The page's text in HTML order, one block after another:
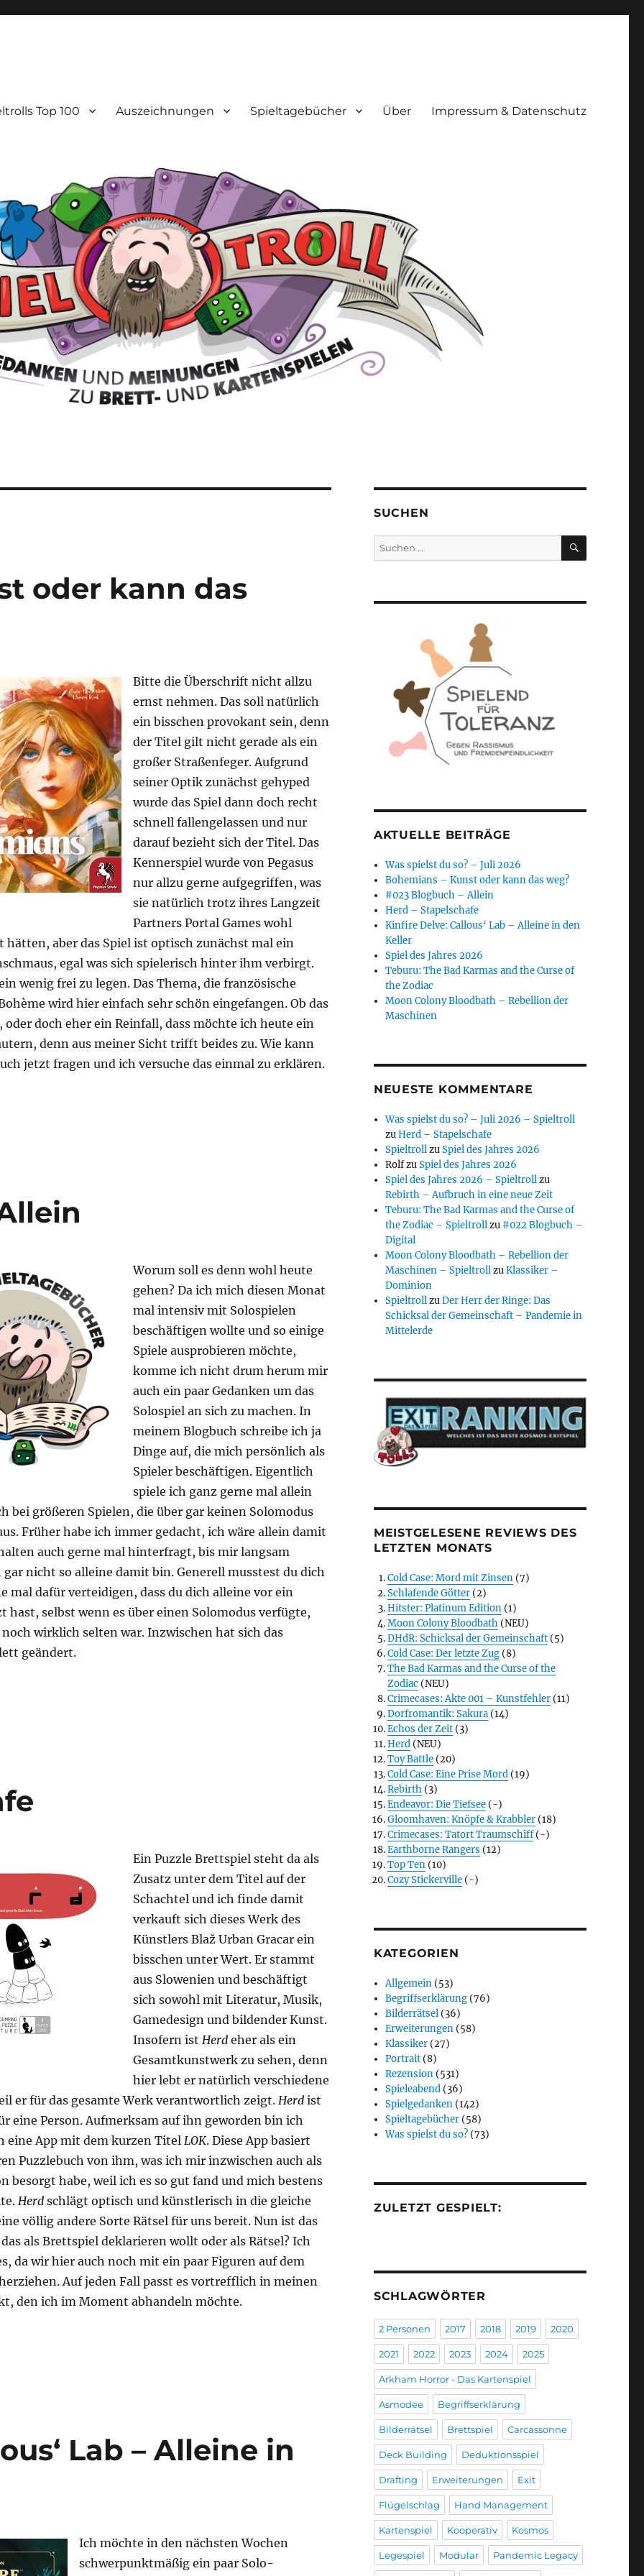
Top 100 Auszeichnungen Spieltagebücher Über Impressum & Datenschutz
oder kann das
Bitte die Überschrift nicht allzu
ernst nehmen. Das soll natürlich
ein bisschen provokant sein, denn
der Titel gilt nicht gerade als ein
großer Straßenfeger. Aufgrund
seiner Optik zunächst gehyped
wurde das Spiel dann doch recht
schnell fallengelassen und nur
darauf bezieht sich der Titel. Das
Kennerspiel wurde von Pegasus
nur allzu gerne aufgegriffen, was
sie natürlich trotz ihres Langzeit
Partners Portal Games wohl
hätten, aber das Spiel ist optisch zunächst mal ein
egal was sich spielerisch hinter ihm verbirgt.
wenig frei zu legen. Das Thema, die französische
wird hier einfach sehr schön eingefangen. Ob das
oder doch eher ein Reinfall, dass möchte ich heute ein
denn aus meiner Sicht trifft beides zu. Wie kann
jetzt fragen und ich versuche das einmal zu erklären.
oder kann das weg?“
Worum soll es denn wohl heute
gehen? Da ich mich diesen Monat
mal intensiv mit Solospielen
beschäftigen wollte und so einige
Spiele ausprobieren möchte,
komme ich nicht drum herum mir
auch ein paar Gedanken um das
Solospiel an sich zu machen. In
meinem Blogbuch schreibe ich ja
Dinge auf, die mich persönlich als
Spieler beschäftigen. Eigentlich
spiele ich ganz gerne mal allein
bei größeren Spielen, die über gar keinen Solomodus
Früher habe ich immer gedacht, ich wäre allein damit
auch gerne mal hinterfragt, bis mir langsam
gar nicht so alleine damit bin. Generell musstest du dich
mal dafür verteidigen, dass du dich alleine vor ein
hast, selbst wenn es über einen Solomodus verfügte,
noch wirklich selten war. Inzwischen hat sich das
geändert.
Allein“
Ein Puzzle Brettspiel steht da als
Zusatz unter dem Titel auf der
Schachtel und ich finde damit
verkauft sich dieses Werk des
Künstlers Blaž Urban Gracar ein
bisschen unter Wert. Er stammt
aus Slowenien und beschäftigt
sich sowohl mit Literatur, Musik,
Gamedesign und bildender Kunst.
Insofern ist Herdeher als ein
Gesamtkunstwerk zu sehen, denn
hier lebt er natürlich verschiedene
er für das gesamte Werk verantwortlich zeigt. Herdist
eine Person. Aufmerksam auf ihn geworden bin ich
eine App mit dem kurzen Titel LOK. Diese App basiert
Puzzlebuch von ihm, was ich mir inzwischen auch als
besorgt habe, weil ich es so gut fand und mich bestens
Herdschlägt optisch und künstlerisch in die gleiche
völlig andere Sorte Rätsel für uns bereit. Nun ist das
als Brettspiel deklarieren wollt oder als Rätsel? Ich
da wir hier auch noch mit ein paar Figuren auf dem
Auf jeden Fall passt es vortrefflich in meinen
den ich im Moment abhandeln möchte.
Lab – Alleine in
Ich möchte in den nächsten Wochen
schwerpunktmäßig ein paar Solo-
SUCHEN
Suchen
nach:
SUCHEN
AKTUELLE BEITRÄGE
Was spielst du so? – Juli 2026
Bohemians – Kunst oder kann das weg?
#023 Blogbuch – Allein
Herd – Stapelschafe
Kinfire Delve: Callous‘ Lab – Alleine in den
Keller
Spiel des Jahres 2026
Teburu: The Bad Karmas and the Curse of
the Zodiac
Moon Colony Bloodbath – Rebellion der
Maschinen
NEUESTE KOMMENTARE
Was spielst du so? – Juli 2026 – Spieltroll
zuHerd – Stapelschafe
SpieltrollzuSpiel des Jahres 2026
RolfzuSpiel des Jahres 2026
Spiel des Jahres 2026 – Spieltrollzu
Rebirth – Aufbruch in eine neue Zeit
Teburu: The Bad Karmas and the Curse of
the Zodiac – Spieltrollzu #022 Blogbuch –
Digital
Moon Colony Bloodbath – Rebellion der
Maschinen – SpieltrollzuKlassiker –
Dominion
SpieltrollzuDer Herr der Ringe: Das
Schicksal der Gemeinschaft – Pandemie in
Mittelerde
MEISTGELESENE REVIEWS DES
LETZTEN MONATS
Cold Case: Mord mit Zinsen (7)
Schlafende Götter (2)
Hitster: Platinum Edition (1)
Moon Colony Bloodbath (NEU)
DHdR: Schicksal der Gemeinschaft (5)
Cold Case: Der letzte Zug (8)
The Bad Karmas and the Curse of the
Zodiac (NEU)
Crimecases: Akte 001 – Kunstfehler (11)
Dorfromantik: Sakura (14)
Echos der Zeit (3)
Herd (NEU)
Toy Battle (20)
Cold Case: Eine Prise Mord (19)
Rebirth (3)
Endeavor: Die Tiefsee (-)
Gloomhaven: Knöpfe & Krabbler (18)
Crimecases: Tatort Traumschiff(-)
Earthborne Rangers (12)
Top Ten (10)
Cozy Stickerville (-)
KATEGORIEN
Allgemein (53)
Begriffserklärung (76)
Bilderrätsel (36)
Erweiterungen (58)
Klassiker (27)
Portrait (8)
Rezension (531)
Spieleabend (36)
Spielgedanken (142)
Spieltagebücher (58)
Was spielst du so? (73)
ZULETZT GESPIELT:
SCHLAGWÖRTER
2 Personen 2017 2018 2019 2020
2021 2022 2023 2024 2025
Arkham Horror - Das Kartenspiel
Asmodee Begriffserklärung
Bilderrätsel Brettspiel Carcassonne
Deck Building Deduktionsspiel
Drafting Erweiterungen Exit
Flügelschlag Hand Management
Kartenspiel Kooperativ Kosmos
Legespiel Modular Pandemic Legacy